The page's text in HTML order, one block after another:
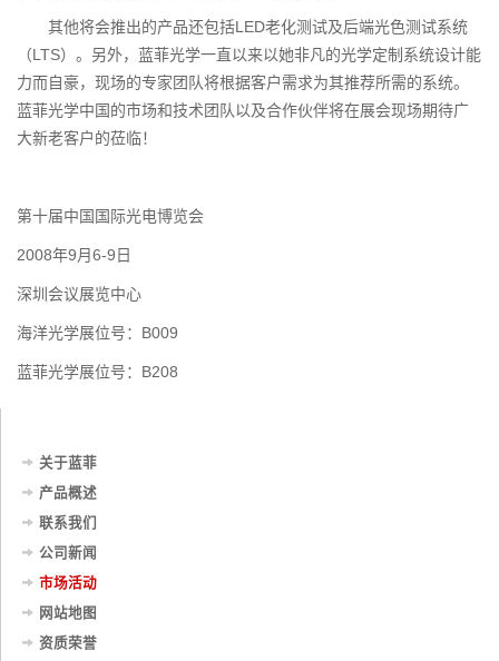
其他将会推出的产品还包括LED老化测试及后端光色测试系统
（LTS）。另外，蓝菲光学一直以来以她非凡的光学定制系统设计能
力而自豪，现场的专家团队将根据客户需求为其推荐所需的系统。
蓝菲光学中国的市场和技术团队以及合作伙伴将在展会现场期待广
大新老客户的莅临！
第十届中国国际光电博览会
2008年9月6-9日
深圳会议展览中心
海洋光学展位号：B009
蓝菲光学展位号：B208
关于蓝菲
产品概述
联系我们
公司新闻
市场活动
网站地图
资质荣誉